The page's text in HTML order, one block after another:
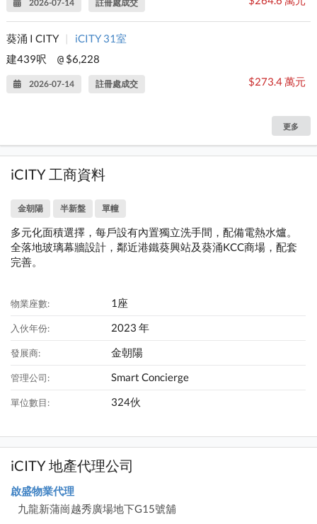
2026-07-14 註冊處成交
葵涌 I CITY |
iCITY 31室
建439呎
@ $6,228
2026-07-14 註冊處成交 $273.4 萬元
更多
iCITY 工商資料
金朝陽 半新盤 單幢
多元化面積選擇，每戶設有內置獨立洗手間，配備電熱水爐。
全落地玻璃幕牆設計，鄰近港鐵葵興站及葵涌KCC商場，配套
完善。
物業座數: 1座
入伙年份: 2023 年
發展商: 金朝陽
管理公司: Smart Concierge
單位數目: 324伙
iCITY 地產代理公司
啟盛物業代理
九龍新蒲崗越秀廣場地下G15號舖